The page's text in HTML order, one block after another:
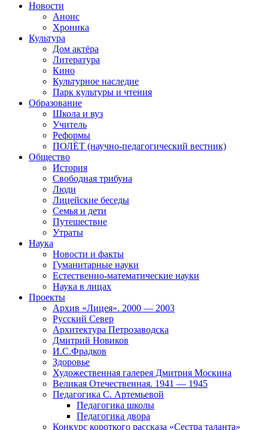
Новости
Анонс
Хроника
Культура
Дом актёра
Литература
Кино
Культурное наследие
Парк культуры и чтения
Образование
Школа и вуз
Учитель
Реформы
ПОЛЁТ (научно-педагогический вестник)
Общество
История
Свободная трибуна
Люди
Лицейские беседы
Семья и дети
Путешествие
Утраты
Наука
Новости и факты
Гуманитарные науки
Естественно-математические науки
Наука в лицах
Проекты
Архив «Лицея». 2000 — 2003
Русский Север
Архитектура Петрозаводска
Дмитрий Новиков
И.С.Фрадков
Здоровье
Художественная галерея Дмитрия Москина
Великая Отечественная. 1941 — 1945
Педагогика С. Артемьевой
Педагогика школы
Педагогика двора
Конкурс короткого рассказа «Сестра таланта»